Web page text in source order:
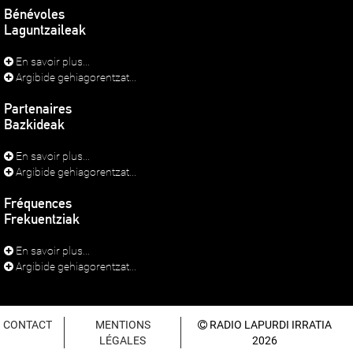
Bénévoles
Laguntzaileak
En savoir plus...
Argibide gehiagorentzat...
Partenaires
Bazkideak
En savoir plus...
Argibide gehiagorentzat...
Fréquences
Frekuentziak
En savoir plus...
Argibide gehiagorentzat...
CONTACT
MENTIONS
LÉGALES
RADIO LAPURDI IRRATIA
2026